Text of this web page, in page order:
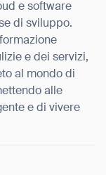
e software
di sviluppo.
e dei servizi,
al mondo di
alle
e di vivere